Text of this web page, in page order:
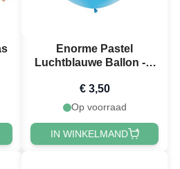
Enorme Pastel
Luchtblauwe Ballon - 1
€ 3,50
Op voorraad
IN WINKELMAND